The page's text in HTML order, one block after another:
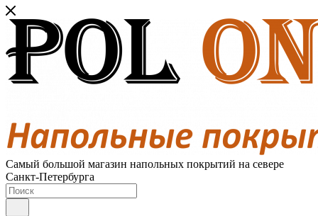
Самый большой магазин напольных покрытий на севере
Санкт-Петербурга